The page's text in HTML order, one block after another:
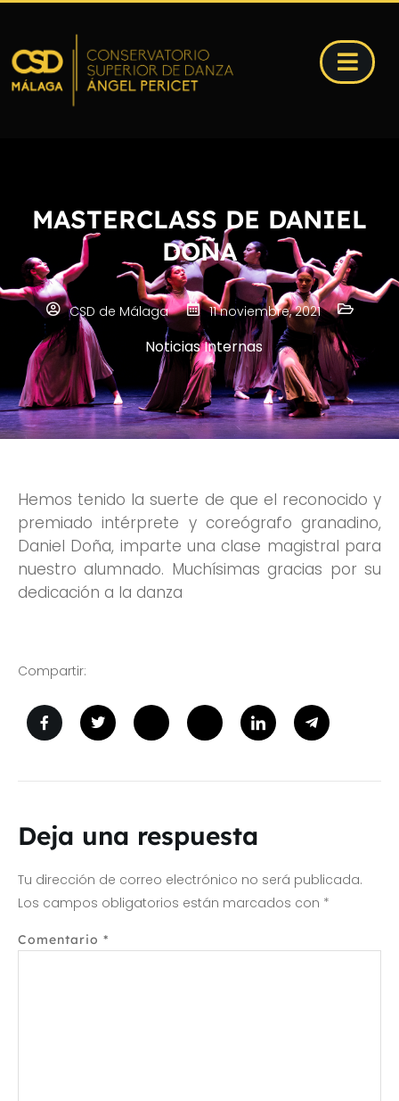
MASTERCLASS DE DANIEL
DOÑA
CSD de Málaga 11 noviembre, 2021
Noticias Internas
Hemos tenido la suerte de que el reconocido y
premiado intérprete y coreógrafo granadino,
Daniel Doña, imparte una clase magistral para
nuestro alumnado. Muchísimas gracias por su
dedicación a la danza
Compartir:
Deja una respuesta
Tu dirección de correo electrónico no será publicada.
Los campos obligatorios están marcados con *
Comentario *